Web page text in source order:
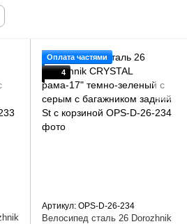
Оплата частями
4
Артикул: OPS-D-26-234
Велосипед сталь 26 Dorozhnik